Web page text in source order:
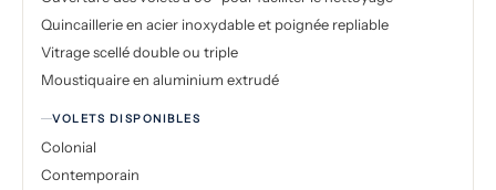
Quincaillerie en acier inoxydable et poignée repliable
Vitrage scellé double ou triple
Moustiquaire en aluminium extrudé
VOLETS DISPONIBLES
Colonial
Contemporain